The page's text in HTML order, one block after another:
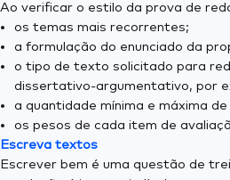
Ao verificar o estilo da prova de
os temas mais recorrentes;
a formulação do enunciado da
o tipo de texto solicitado para
dissertativo-argumentativo, por
a quantidade mínima e máxima
os pesos de cada item de
Escreva textos
Escrever bem é uma questão de